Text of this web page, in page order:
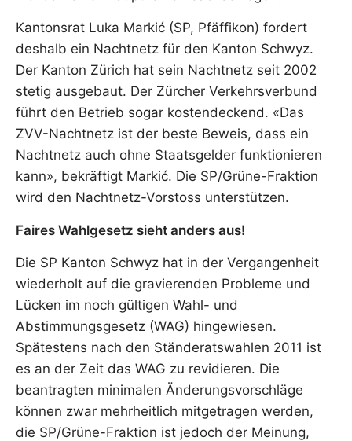
Kantonsrat Luka Markić (SP, Pfäffikon) fordert
deshalb ein Nachtnetz für den Kanton Schwyz.
Der Kanton Zürich hat sein Nachtnetz seit 2002
stetig ausgebaut. Der Zürcher Verkehrsverbund
führt den Betrieb sogar kostendeckend. «Das
ZVV-Nachtnetz ist der beste Beweis, dass ein
Nachtnetz auch ohne Staatsgelder funktionieren
kann», bekräftigt Markić. Die SP/Grüne-Fraktion
wird den Nachtnetz-Vorstoss unterstützen.
Faires Wahlgesetz sieht anders aus!
Die SP Kanton Schwyz hat in der Vergangenheit
wiederholt auf die gravierenden Probleme und
Lücken im noch gültigen Wahl- und
Abstimmungsgesetz (WAG) hingewiesen.
Spätestens nach den Ständeratswahlen 2011 ist
es an der Zeit das WAG zu revidieren. Die
beantragten minimalen Änderungsvorschläge
können zwar mehrheitlich mitgetragen werden,
die SP/Grüne-Fraktion ist jedoch der Meinung,